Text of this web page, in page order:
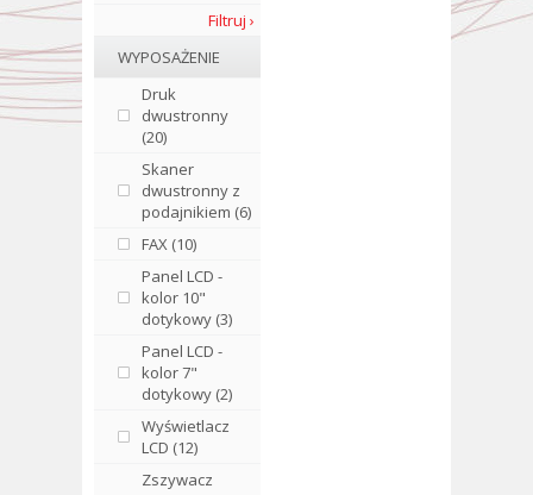
Filtruj ›
WYPOSAŻENIE
Druk
dwustronny
(20)
Skaner
dwustronny z
podajnikiem (6)
FAX (10)
Panel LCD -
kolor 10"
dotykowy (3)
Panel LCD -
kolor 7"
dotykowy (2)
Wyświetlacz
LCD (12)
Zszywacz